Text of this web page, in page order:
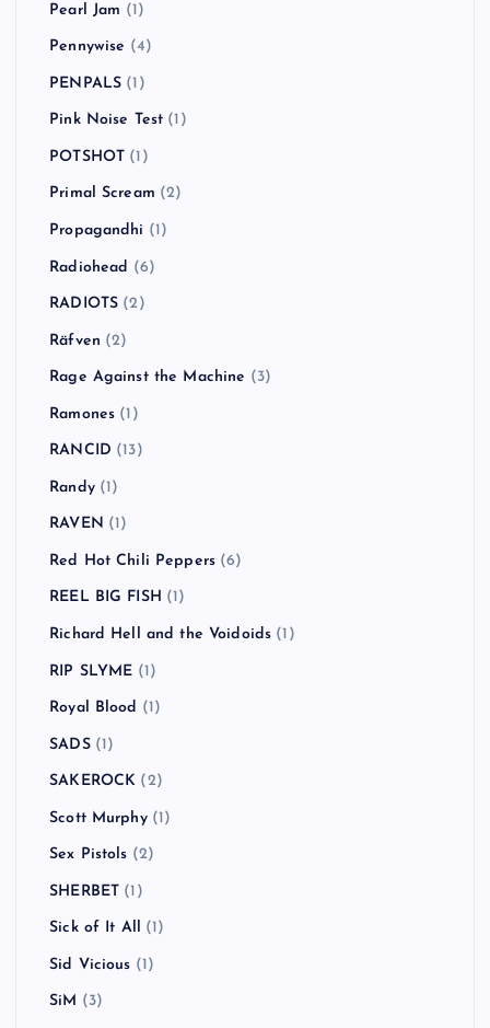
Pearl Jam (1)
Pennywise (4)
PENPALS (1)
Pink Noise Test (1)
POTSHOT (1)
Primal Scream (2)
Propagandhi (1)
Radiohead (6)
RADIOTS (2)
Räfven (2)
Rage Against the Machine (3)
Ramones (1)
RANCID (13)
Randy(1)
RAVEN (1)
Red Hot Chili Peppers (6)
REEL BIG FISH (1)
Richard Hell and the Voidoids (1)
RIP SLYME (1)
Royal Blood (1)
SADS(1)
SAKEROCK (2)
Scott Murphy(1)
Sex Pistols (2)
SHERBET (1)
Sick of It All (1)
Sid Vicious (1)
SiM (3)